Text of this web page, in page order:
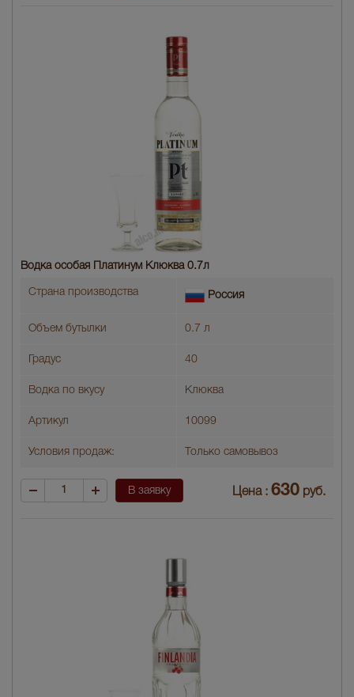
Водка особая Платинум Клюква 0.7л
Страна производства Россия
Объем бутылки 0.7 л
Градус 40
Водка по вкусу Клюква
Артикул 10099
Условия продаж: Только самовывоз
В заявку Цена : 630 руб.